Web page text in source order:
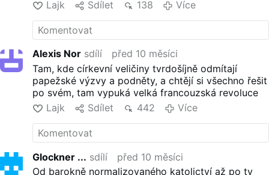
Lajk
Sdílet 138 Více
Alexis Nor sdílí
před 10 měsíci
Tam, kde církevní veličiny tvrdošíjně odmítají
papežské výzvy a podněty, a chtějí si všechno řešit
po svém, tam vypuká velká francouzská revoluce
Lajk
Sdílet 442 Více
Glockner ... sdílí
před 10 měsíci
Od barokně normalizovaného katolictví až po ty